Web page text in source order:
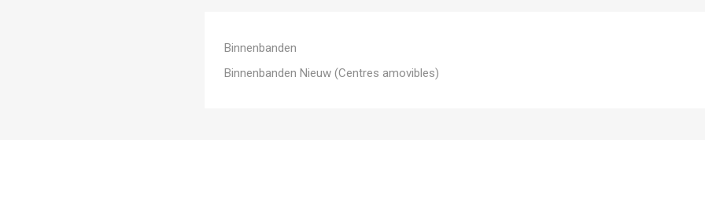
Binnenbanden
Binnenbanden Nieuw (Centres amovibles)